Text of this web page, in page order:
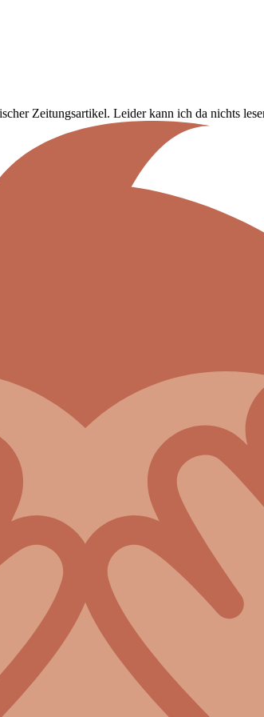
Zeitungsartikel. Leider kann ich da nichts